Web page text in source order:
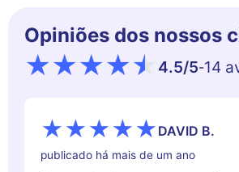
Opiniões dos nossos
4.5/5-14
DAVID B.
publicado há mais de um ano